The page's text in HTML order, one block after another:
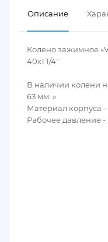
Описание
Колено зажимное
40х1 1/4″
В наличии колени
63 мм. »
Материал корпуса
Рабочее давление -